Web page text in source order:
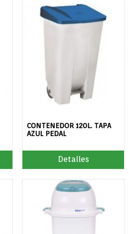
CONTENEDOR 120L. TAPA
AZUL PEDAL
Detalles